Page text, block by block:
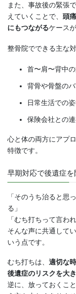
また、事故後の緊張
えていくことで、 頭
にもつながるケース
整骨院でできる主な
首〜肩〜背中
背骨や骨盤の
日常生活での
保険会社との
心と体の両方にアプ
特徴です。
早期対応で後遺症を
「そのうち治ると思
る」
「むち打ちって言わ
そんな声に共通して
いう点です。
むち打ちは、 適切な
後遺症のリスクを大
逆に、放っておくこ